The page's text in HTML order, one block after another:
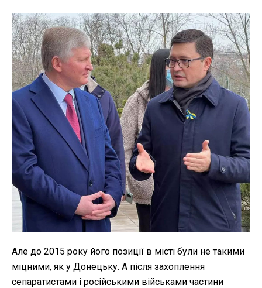
Але до 2015 року його позиції в місті були не такими
міцними, як у Донецьку. А після захоплення
сепаратистами і російськими військами частини